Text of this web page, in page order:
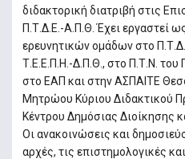
διδακτορική διατριβή στις
Π.Τ.Δ.Ε.-Α.Π.Θ. Έχει εργαστεί
ερευνητικών ομάδων στο
Τ.Ε.Ε.Π.Η.-Δ.Π.Θ., στο Π.Τ.Ν. του
στο ΕΑΠ και στην ΑΣΠΑΙΤΕ
Μητρώου Κύριου Διδακτικού
Κέντρου Δημόσιας Διοίκησης
Οι ανακοινώσεις και
αρχές, τις επιστημολογικές